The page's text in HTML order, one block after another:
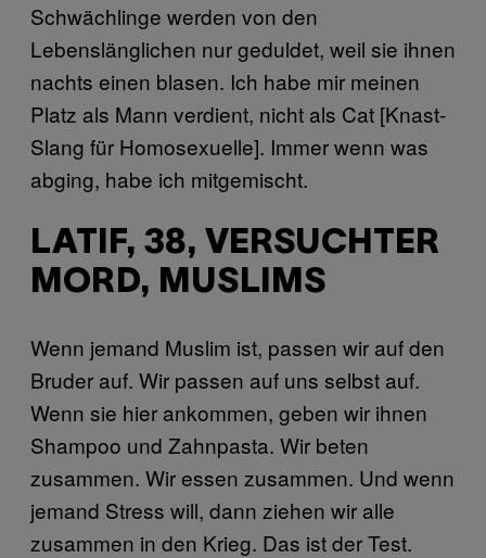
Schwächlinge werden von den
Lebenslänglichen nur geduldet, weil sie ihnen
nachts einen blasen. Ich habe mir meinen
Platz als Mann verdient, nicht als Cat [Knast-
Slang für Homosexuelle]. Immer wenn was
abging, habe ich mitgemischt.
LATIF, 38, VERSUCHTER
MORD, MUSLIMS
Wenn jemand Muslim ist, passen wir auf den
Bruder auf. Wir passen auf uns selbst auf.
Wenn sie hier ankommen, geben wir ihnen
Shampoo und Zahnpasta. Wir beten
zusammen. Wir essen zusammen. Und wenn
jemand Stress will, dann ziehen wir alle
zusammen in den Krieg. Das ist der Test.